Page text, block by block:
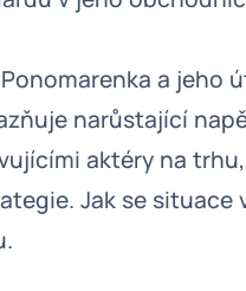
a jeho
narůstající
aktéry na
Jak se situace